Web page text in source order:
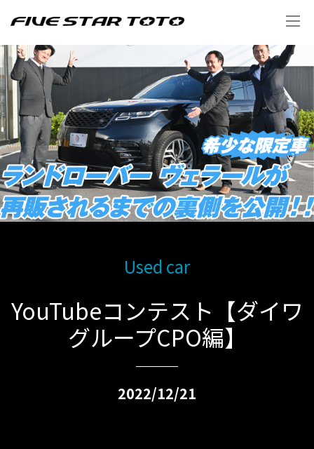
Used car
YouTubeコンテスト【ダイワ
グループCPO編】
2022/12/21